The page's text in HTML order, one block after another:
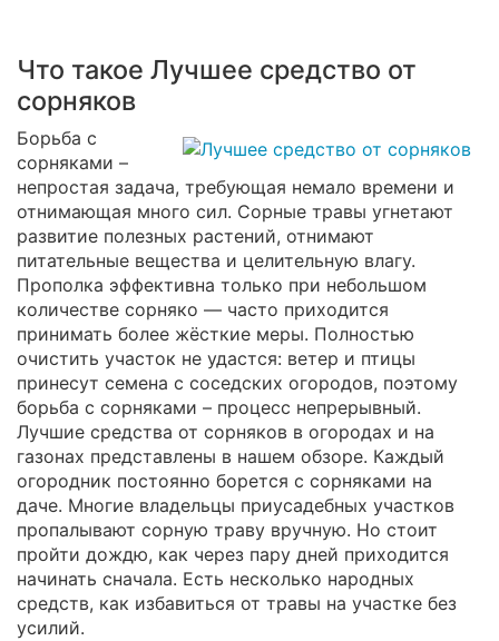
Что такое Лучшее средство от
сорняков
Борьба с
сорняками –
непростая задача, требующая немало времени и
отнимающая много сил. Сорные травы угнетают
развитие полезных растений, отнимают
питательные вещества и целительную влагу.
Прополка эффективна только при небольшом
количестве сорняко — часто приходится
принимать более жёсткие меры. Полностью
очистить участок не удастся: ветер и птицы
принесут семена с соседских огородов, поэтому
борьба с сорняками – процесс непрерывный.
Лучшие средства от сорняков в огородах и на
газонах представлены в нашем обзоре. Каждый
огородник постоянно борется с сорняками на
даче. Многие владельцы приусадебных участков
пропалывают сорную траву вручную. Но стоит
пройти дождю, как через пару дней приходится
начинать сначала. Есть несколько народных
средств, как избавиться от травы на участке без
усилий.